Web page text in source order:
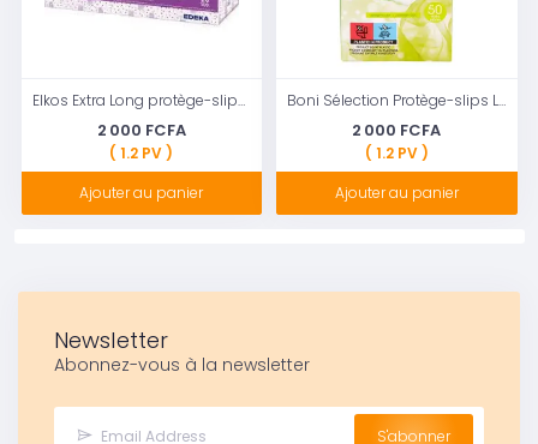
Elkos Extra Long protège-slips extra longs 26 pcs
2 000 FCFA
( 1.2 PV )
Ajouter au panier
Boni Sélection Protège-slips Large 50 pièces
2 000 FCFA
( 1.2 PV )
Ajouter au panier
Newsletter
Abonnez-vous à la newsletter
S'abonner